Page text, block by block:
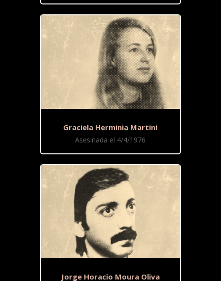
Graciela Herminia Martini
Asesinada el 4/4/1976
Jorge Horacio Moura Oliva